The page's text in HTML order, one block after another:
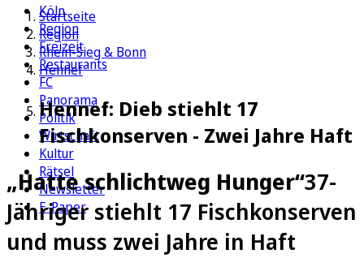
Köln
Region
Freizeit
Restaurants
FC
Panorama
Politik
Wirtschaft
Kultur
Rätsel
Newsletter
E-Paper
Startseite
Region
Rhein-Sieg & Bonn
Hennef
Hennef: Dieb stiehlt 17
Fischkonserven - Zwei Jahre Haft
„Hatte schlichtweg Hunger“37-
Jähriger stiehlt 17 Fischkonserven
und muss zwei Jahre in Haft